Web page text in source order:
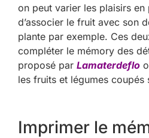
on peut varier les plaisirs
d’associer le fruit avec son
plante par exemple. Ces
compléter le mémory des
proposé par Lamaterdeflo
les fruits et légumes coupés
Imprimer le